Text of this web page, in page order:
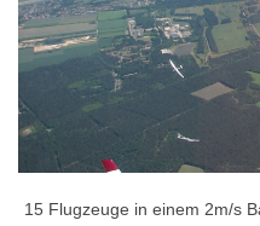
15 Flugzeuge in einem 2m/s